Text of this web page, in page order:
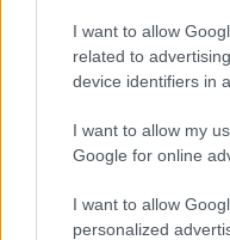
I want to allow
related to
device identifiers in
I want to allow my
Google for online
I want to allow
personalized